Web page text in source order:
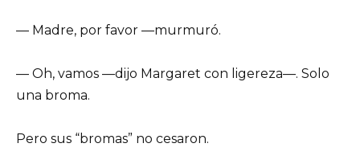
— Madre, por favor —murmuró.
— Oh, vamos —dijo Margaret con ligereza—. Solo
una broma.
Pero sus “bromas” no cesaron.